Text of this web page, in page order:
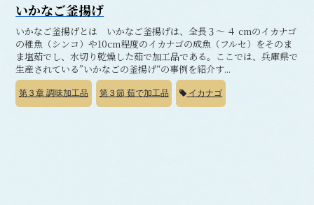
いかなご釜揚げ
いかなご釜揚げとは いかなご釜揚げは、全長３～ ４ cmのイカナゴ
の稚魚（シンコ）や10cm程度のイカナゴの成魚（フルセ）をそのま
ま塩茹でし、水切り乾燥した茹で加工品である。ここでは、兵庫県で
生産されている”いかなごの釜揚げ“の事例を紹介す...
第３章 調味加工品 第３節茹で加工品 イカナゴ